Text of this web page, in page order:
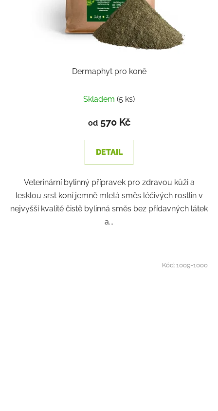
Dermaphyt pro koně
Skladem (5 ks)
od570 Kč
DETAIL
Veterinární bylinný přípravek pro zdravou kůži a
lesklou srst koní jemně mletá směs léčivých rostlin v
nejvyšší kvalitě čistě bylinná směs bez přídavných látek
a...
Kód:1009-1000